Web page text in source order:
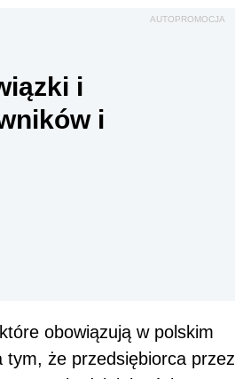
AUTOPROMOCJA
i
i
obowiązują w polskim
że przedsiębiorca przez